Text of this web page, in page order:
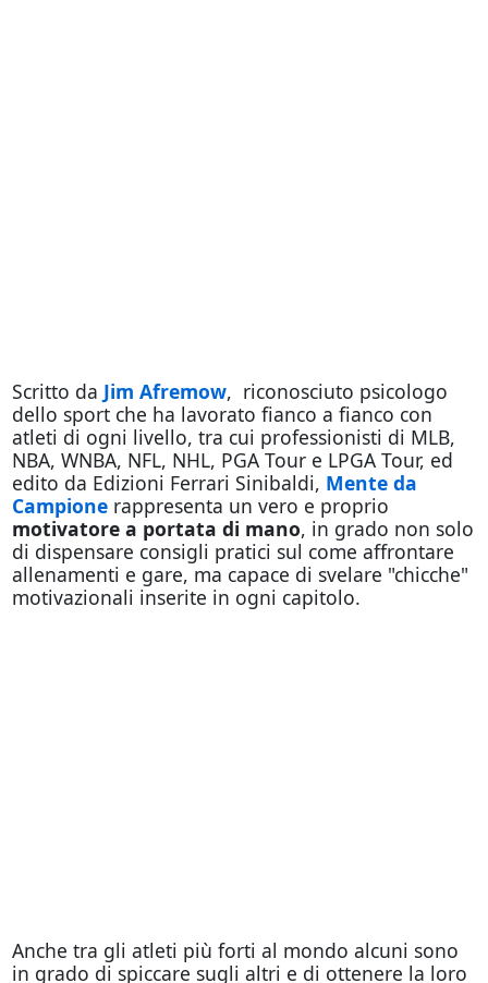
Scritto da Jim Afremow, riconosciuto psicologo
dello sport che ha lavorato fianco a fianco con
atleti di ogni livello, tra cui professionisti di MLB,
NBA, WNBA, NFL, NHL, PGA Tour e LPGA Tour, ed
edito da Edizioni Ferrari Sinibaldi, Mente da
Campionerappresenta un vero e proprio
motivatore a portata di mano, in grado non solo
di dispensare consigli pratici sul come affrontare
allenamenti e gare, ma capace di svelare "chicche"
motivazionali inserite in ogni capitolo.
Anche tra gli atleti più forti al mondo alcuni sono
in grado di spiccare sugli altri e di ottenere la loro